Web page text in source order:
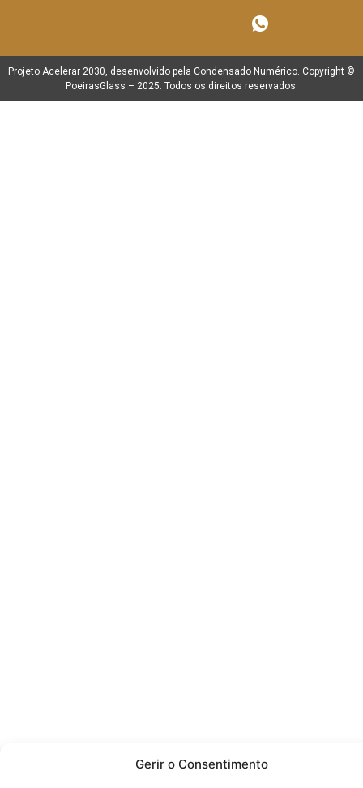
Gerir o Consentimento
Projeto Acelerar 2030, desenvolvido pela Condensado Numérico. Copyright ©
PoeirasGlass – 2025. Todos os direitos reservados.